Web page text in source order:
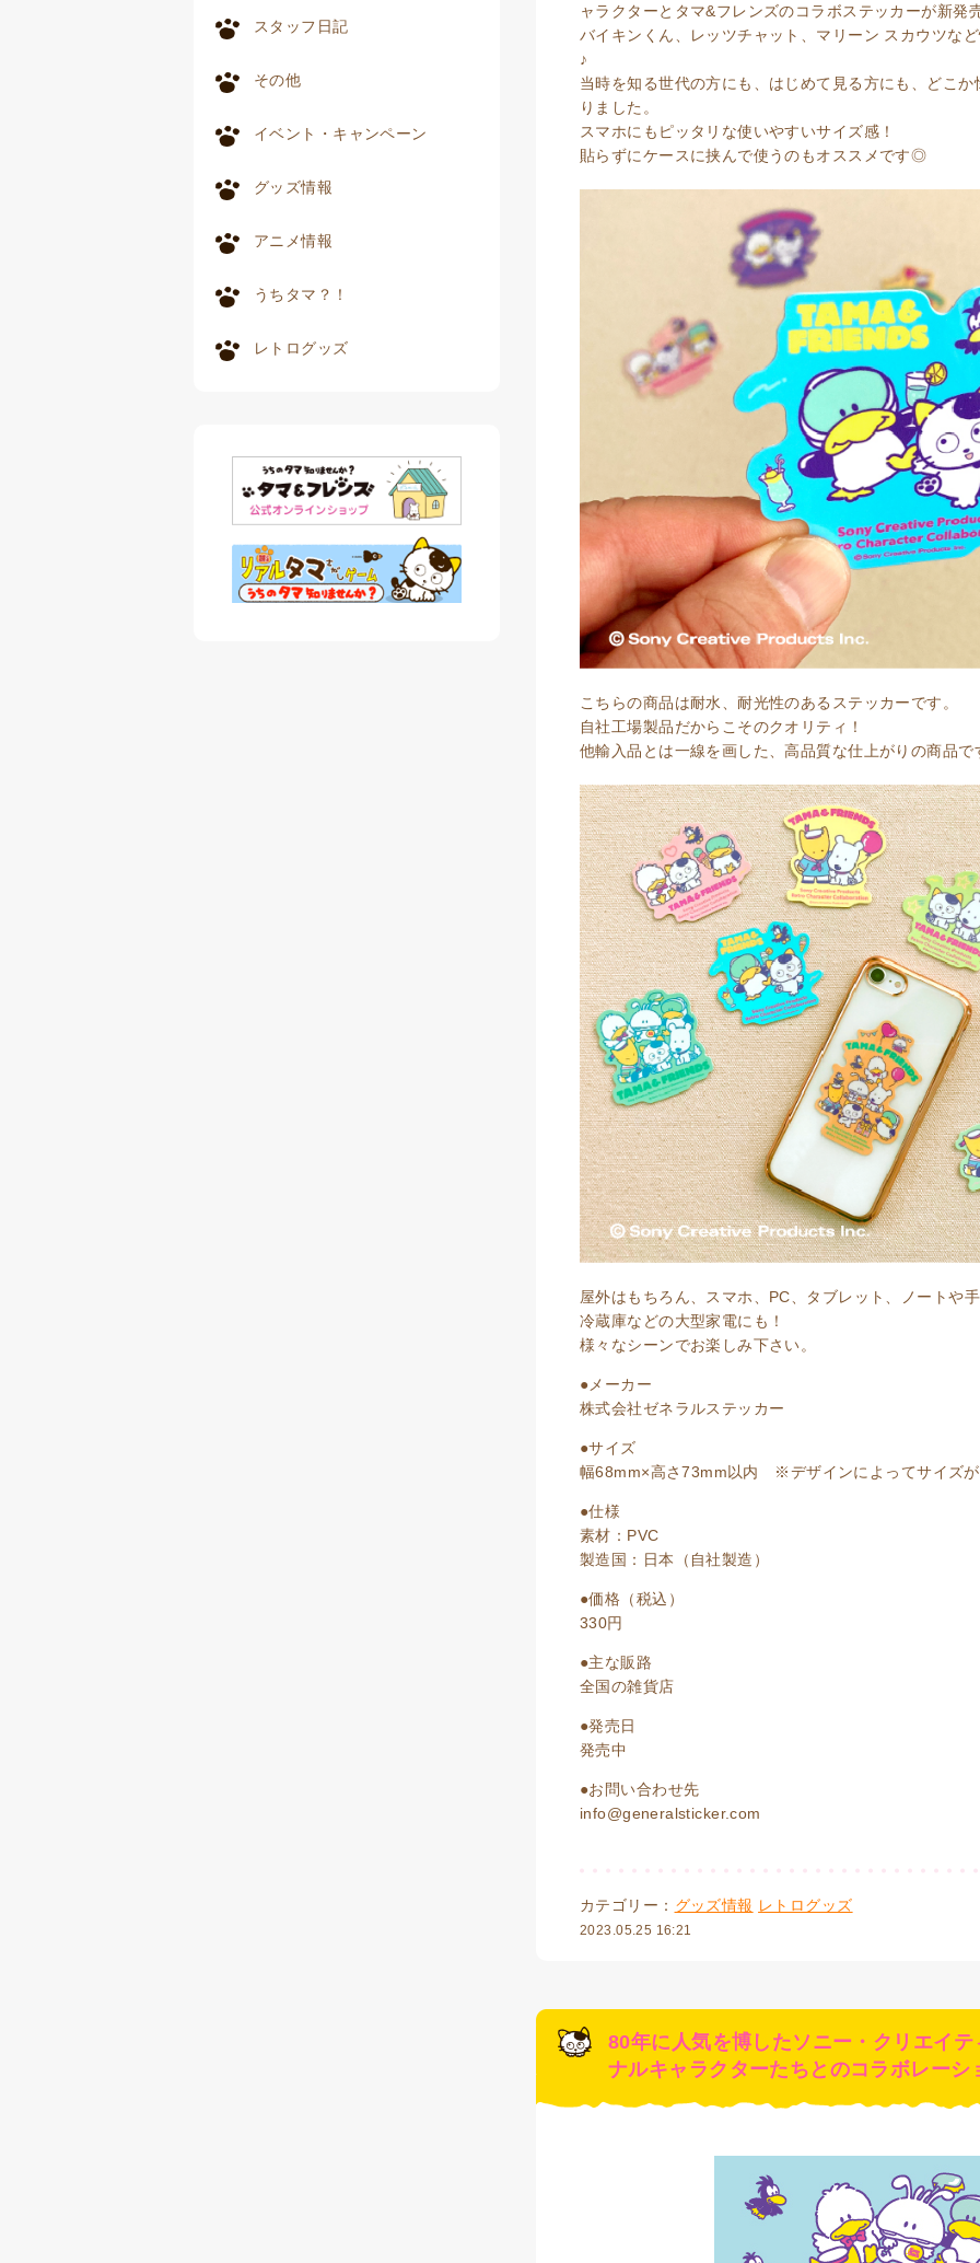
スタッフ日記
その他
イベント・キャンペーン
グッズ情報
アニメ情報
うちタマ？！
レトログッズ
ャラクターとタマ&フレンズのコラボステッカーが新発
バイキンくん、レッツチャット、マリーン スカウツな
♪
当時を知る世代の方にも、はじめて見る方にも、どこ
りました。
スマホにもピッタリな使いやすいサイズ感！
貼らずにケースに挟んで使うのもオススメです◎
こちらの商品は耐水、耐光性のあるステッカーです。
自社工場製品だからこそのクオリティ！
他輸入品とは一線を画した、高品質な仕上がりの商品で
屋外はもちろん、スマホ、PC、タブレット、ノートや
冷蔵庫などの大型家電にも！
様々なシーンでお楽しみ下さい。
●メーカー
株式会社ゼネラルステッカー
●サイズ
幅68mm×高さ73mm以内 ※デザインによってサイズ
●仕様
素材：PVC
製造国：日本（自社製造）
●価格（税込）
330円
●主な販路
全国の雑貨店
●発売日
発売中
●お問い合わせ先
info@generalsticker.com
カテゴリー： グッズ情報 レトログッズ
2023.05.25 16:21
80年に人気を博したソニー・クリエイ
ナルキャラクターたちとのコラボレーシ